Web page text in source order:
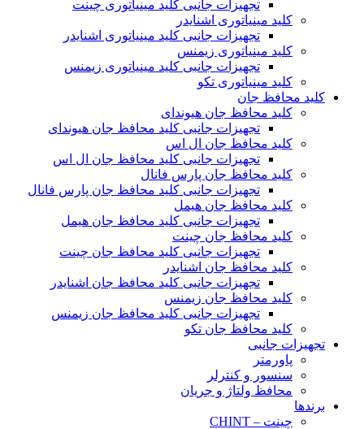
تجهیزات جانبی کلید مینیاتوری چینت
کلید مینیاتوری اشنایدر
تجهیزات جانبی کلید مینیاتوری اشنایدر
کلید مینیاتوری زیمنس
تجهیزات جانبی کلید مینیاتوری زیمنس
کلید مینیاتوری تکو
کلید محافظ جان
کلید محافظ جان هیوندای
تجهیزات جانبی کلید محافظ جان هیوندای
کلید محافظ جان ال اس
تجهیزات جانبی کلید محافظ جان ال اس
کلید محافظ جان پارس فانال
تجهیزات جانبی کلید محافظ جان پارس فانال
کلید محافظ جان هیمل
تجهیزات جانبی کلید محافظ جان هیمل
کلید محافظ جان چینت
تجهیزات جانبی کلید محافظ جان چینت
کلید محافظ جان اشنایدر
تجهیزات جانبی کلید محافظ جان اشنایدر
کلید محافظ جان زیمنس
تجهیزات جانبی کلید محافظ جان زیمنس
کلید محافظ جان تکو
تجهیزات جانبی
پاورمتر
سنسور و کنترلر
محافظ ولتاژ و‌ جریان
برندها
چینت – CHINT